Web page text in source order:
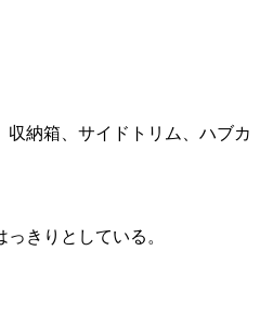
収納箱、サイドトリム、ハブカ
りとしている。